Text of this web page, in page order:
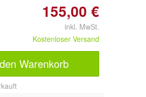
155,00 €
inkl. MwSt.
Kostenloser Versand
Warenkorb